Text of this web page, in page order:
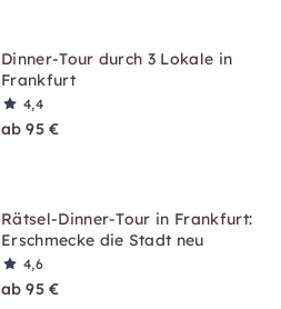
Dinner-Tour durch 3 Lokale in
Frankfurt
4,4
ab 95 €
Rätsel-Dinner-Tour in Frankfurt:
Erschmecke die Stadt neu
4,6
ab 95 €